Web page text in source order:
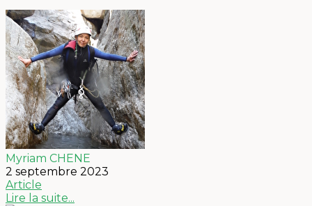
Myriam CHENE
2 septembre 2023
Article
Lire la suite...